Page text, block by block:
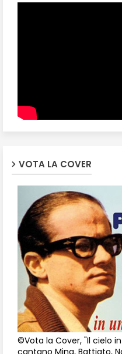
VOTA LA COVER
©Vota la Cover, "Il cielo
cantano Mina, Battiato,